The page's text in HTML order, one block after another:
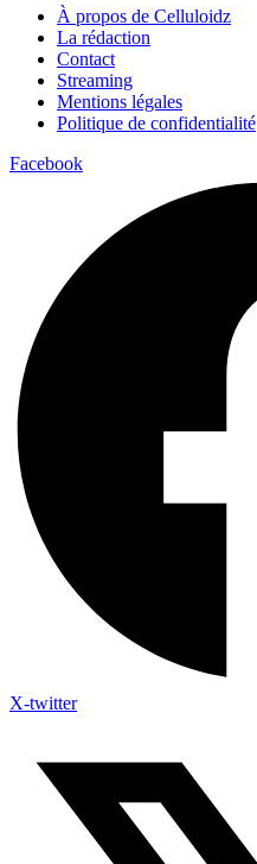
À propos de Celluloidz
La rédaction
Contact
Streaming
Mentions légales
Politique de confidentialité
Facebook
X-twitter